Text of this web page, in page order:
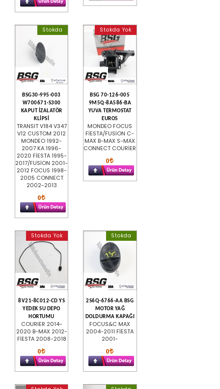
Stokda
BSG30-995-003
W700671-S300
KAPUT İZALATÖR
KLİPSİ
TRANSIT V184 V347
V12 CUSTOM 2012
MONDEO 1992-
2007 KA 1996-
2020 FİESTA 1995-
2017/FUSİON 2001-
2012 FOCUS 1998-
2005 CONNECT
2002-2013
0
Stokda Yok
BSG 70-126-005
9M5Q-8A586-BA
YUVA TERMOSTAT
EURO5
MONDEO FOCUS
FİESTA/FUSİON C-
MAX B-MAX S-MAX
CONNECT COURİER
0
Stokda Yok
8V21-8C012-CD YS
YEDEK SU DEPO
HORTUMU
COURIER 2014-
2020 B-MAX 2012-
FİESTA 2008-2018
0
Stokda
2S6Q-6766-AA BSG
MOTOR YAĞ
DOLDURMA KAPAĞI
FOCUS&C MAX
2004-2011 FİESTA
2001-
0